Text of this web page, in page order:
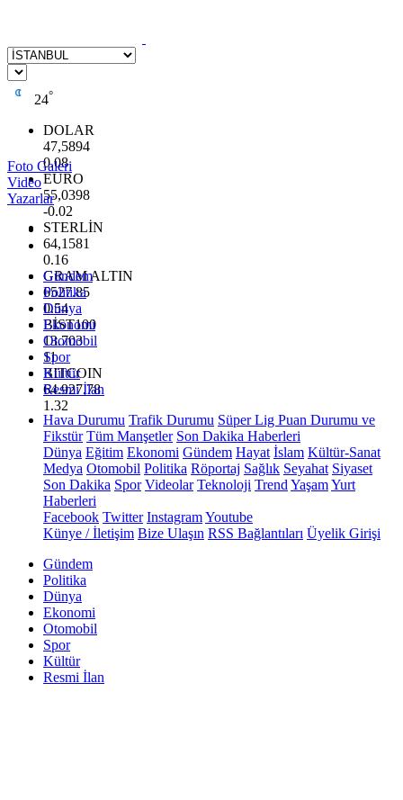
24°
DOLAR
47,5894
0.08
EURO
55,0398
-0.02
STERLİN
64,1581
0.16
GRAM ALTIN
6527.85
0.54
BİST100
13.703
11
BITCOIN
64.927,78
1.32
Foto Galeri
Video
Yazarlar
Gündem
Politika
Dünya
Ekonomi
Otomobil
Spor
Kültür
Resmi İlan
Hava Durumu Trafik Durumu Süper Lig Puan Durumu ve
Fikstür Tüm Manşetler Son Dakika Haberleri
Dünya Eğitim Ekonomi Gündem Hayat İslam Kültür-Sanat
Medya Otomobil Politika Röportaj Sağlık Seyahat Siyaset
Son Dakika Spor Videolar Teknoloji Trend YaşamYurt
Haberleri
Facebook Twitter InstagramYoutube
Künye / İletişim Bize Ulaşın RSS Bağlantıları Üyelik Girişi
Gündem
Politika
Dünya
Ekonomi
Otomobil
Spor
Kültür
Resmi İlan